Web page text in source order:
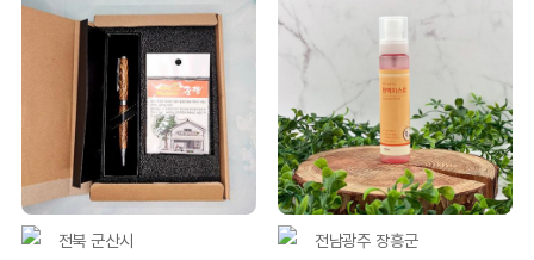
전북 군산시 전남광주 장흥군